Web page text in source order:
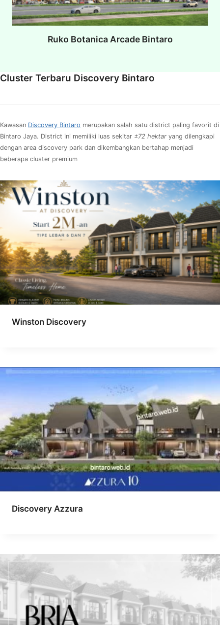
Ruko Botanica Arcade Bintaro
Cluster Terbaru Discovery Bintaro
Kawasan Discovery Bintaro merupakan salah satu district paling favorit di
Bintaro Jaya. District ini memiliki luas sekitar ±72 hektar yang dilengkapi
dengan area discovery park dan dikembangkan bertahap menjadi
beberapa cluster premium
Winston Discovery
Discovery Azzura